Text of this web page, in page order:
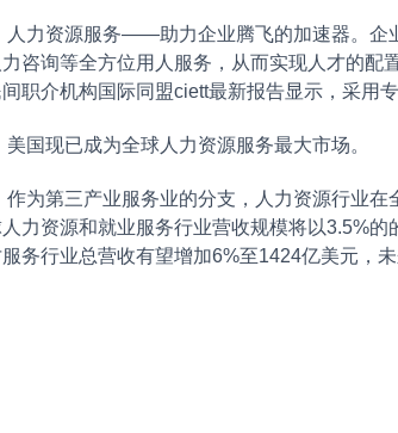
人力资源服务——助力企业腾飞的加速器。企
力咨询等全方位用人服务，从而实现人才的配
职介机构国际同盟ciett最新报告显示，采用
美国现已成为全球人力资源服务最大市场。
作为第三产业服务业的分支，人力资源行业
力资源和就业服务行业营收规模将以3.5%
服务行业总营收有望增加6%至1424亿美元，